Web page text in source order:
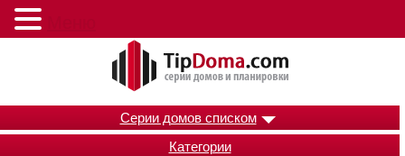
Серии домов списком
Категории